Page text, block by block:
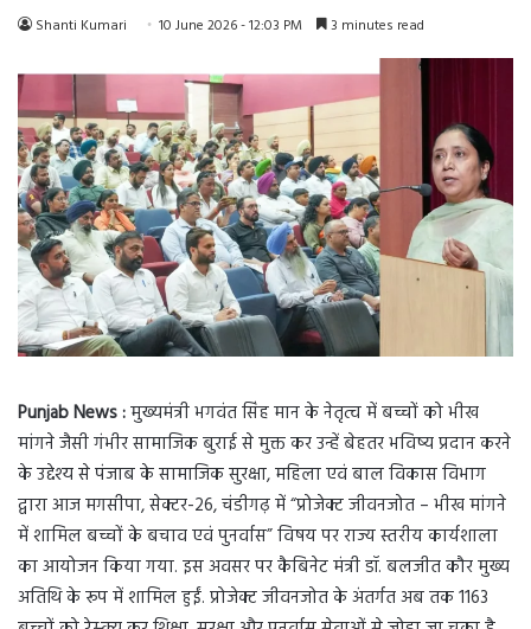
Shanti Kumari 10 June 2026 - 12:03 PM 3 minutes read
Punjab News :मुख्यमंत्री भगवंत सिंह मान के नेतृत्व में बच्चों को भीख
मांगने जैसी गंभीर सामाजिक बुराई से मुक्त कर उन्हें बेहतर भविष्य प्रदान करने
के उद्देश्य से पंजाब के सामाजिक सुरक्षा, महिला एवं बाल विकास विभाग
द्वारा आज मगसीपा, सेक्टर-26, चंडीगढ़ में “प्रोजेक्ट जीवनजोत – भीख मांगने
में शामिल बच्चों के बचाव एवं पुनर्वास” विषय पर राज्य स्तरीय कार्यशाला
का आयोजन किया गया. इस अवसर पर कैबिनेट मंत्री डॉ. बलजीत कौर मुख्य
अतिथि के रूप में शामिल हुईं. प्रोजेक्ट जीवनजोत के अंतर्गत अब तक 1163